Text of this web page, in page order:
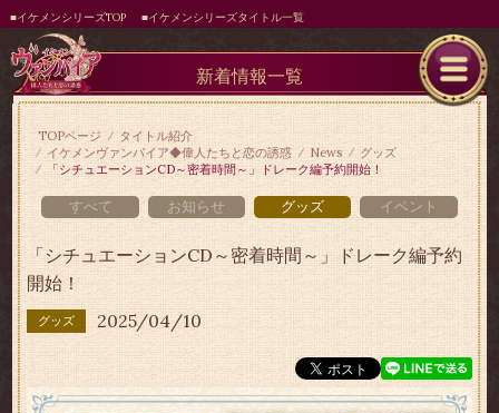
■イケメンシリーズTOP ■イケメンシリーズタイトル一覧
新着情報一覧
TOPページ
タイトル紹介
イケメンヴァンパイア◆偉人たちと恋の誘惑
News
グッズ
「シチュエーションCD～密着時間～」ドレーク編予約開始！
すべて お知らせ グッズ イベント
「シチュエーションCD～密着時間～」ドレーク編予約
開始！
グッズ 2025/04/10